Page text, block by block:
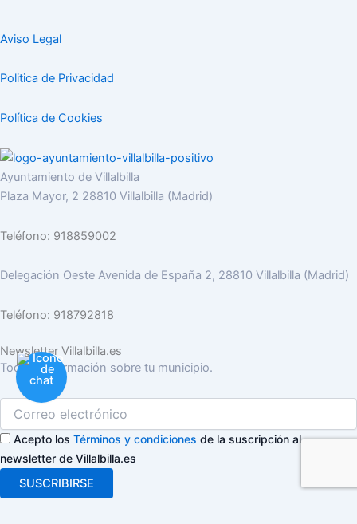
Aviso Legal
Politica de Privacidad
Política de Cookies
Ayuntamiento de Villalbilla
Plaza Mayor, 2 28810 Villalbilla (Madrid)
Teléfono: 918859002
Delegación Oeste Avenida de España 2, 28810 Villalbilla (Madrid)
Teléfono: 918792818
Newsletter Villalbilla.es
Toda la información sobre tu municipio.
Acepto los Términos y condiciones de la suscripción al
newsletter de Villalbilla.es
SUSCRIBIRSE